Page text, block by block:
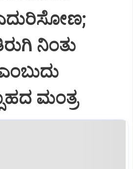
ಎದುರಿಸೋಣ;
ನಿಂತು
ಮಂತ್ರ